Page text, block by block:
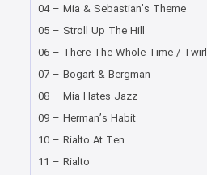
04 – Mia & Sebastian’s Theme
05 – Stroll Up The Hill
06 – There The Whole Time / Twirl
07 – Bogart & Bergman
08 – Mia Hates Jazz
09 – Herman’s Habit
10 – Rialto At Ten
11 – Rialto